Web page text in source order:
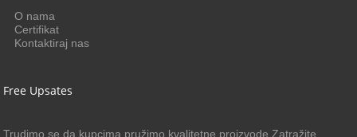
O nama
Certifikat
Kontaktiraj nas
Free Upsates
Trudimo se da kupcima pružimo kvalitetne proizvode.Zatražite